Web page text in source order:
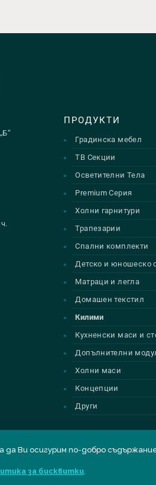
ПРОДУКТИ
Градинска мебел
ТВ Секции
Осветителни Тела
Premium Серия
Холни гарнитури
Трапезарии
Спални комплекти
Детско и юношеско
Матраци и легла
Домашен текстил
Килими
Кухненски маси и
Допълнителни
Холни маси
Концепции
Други
byAlpha Best
да Ви осигурим по-добро
за бисквитки.